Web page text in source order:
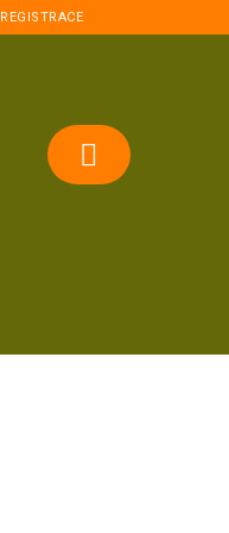
REGISTRACE
NÁKUPNÍ